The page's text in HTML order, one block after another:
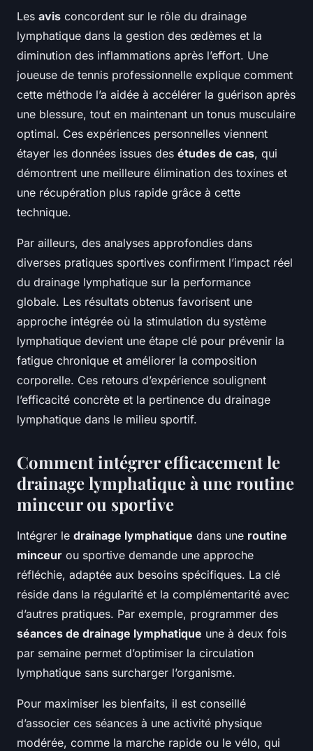
Les avis concordent sur le rôle du drainage
lymphatique dans la gestion des œdèmes et la
diminution des inflammations après l’effort. Une
joueuse de tennis professionnelle explique comment
cette méthode l’a aidée à accélérer la guérison après
une blessure, tout en maintenant un tonus musculaire
optimal. Ces expériences personnelles viennent
étayer les données issues des études de cas, qui
démontrent une meilleure élimination des toxines et
une récupération plus rapide grâce à cette
technique.
Par ailleurs, des analyses approfondies dans
diverses pratiques sportives confirment l’impact réel
du drainage lymphatique sur la performance
globale. Les résultats obtenus favorisent une
approche intégrée où la stimulation du système
lymphatique devient une étape clé pour prévenir la
fatigue chronique et améliorer la composition
corporelle. Ces retours d’expérience soulignent
l’efficacité concrète et la pertinence du drainage
lymphatique dans le milieu sportif.
Comment intégrer efficacement le
drainage lymphatique à une routine
minceur ou sportive
Intégrer le drainage lymphatique dans une routine
minceur ou sportive demande une approche
réfléchie, adaptée aux besoins spécifiques. La clé
réside dans la régularité et la complémentarité avec
d’autres pratiques. Par exemple, programmer des
séances de drainage lymphatique une à deux fois
par semaine permet d’optimiser la circulation
lymphatique sans surcharger l’organisme.
Pour maximiser les bienfaits, il est conseillé
d’associer ces séances à une activité physique
modérée, comme la marche rapide ou le vélo, qui